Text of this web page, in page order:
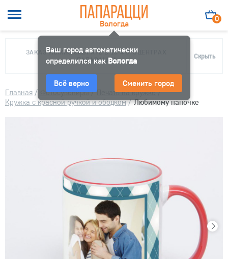
Вологда
Ваш город автоматически
определился как Вологда
Всё верно Сменить город
0
ЗАКАЗ МОЖНО ЗАБРАТЬ В 10 ФОТОЦЕНТРАХ
ПАПАРАЦЦИ
Скрыть
Главная / Фотосувениры/ Печать на кружке/
Кружка с красной ручкой и ободком/ Любимому папочке